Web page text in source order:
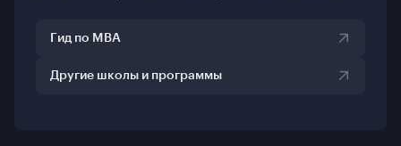
Гид по MBA
Другие школы и программы